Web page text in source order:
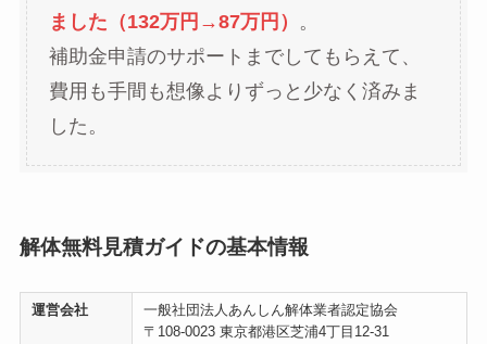
ました（132万円→87万円）
。
補助金申請のサポートまでしてもらえて、
費用も手間も想像よりずっと少なく済みま
した。
解体無料見積ガイドの基本情報
運営会社
一般社団法人あんしん解体業者認定協会
〒108-0023 東京都港区芝浦4丁目12-31